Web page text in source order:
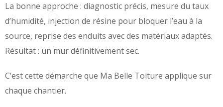
La bonne approche : diagnostic précis, mesure du taux
d’humidité, injection de résine pour bloquer l’eau à la
source, reprise des enduits avec des matériaux adaptés.
Résultat : un mur définitivement sec.
C’est cette démarche que Ma Belle Toiture applique sur
chaque chantier.